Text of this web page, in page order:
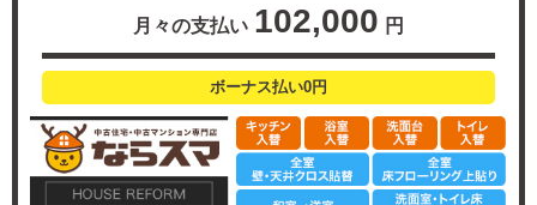
月々の支払い 102,000 円
ボーナス払い0円